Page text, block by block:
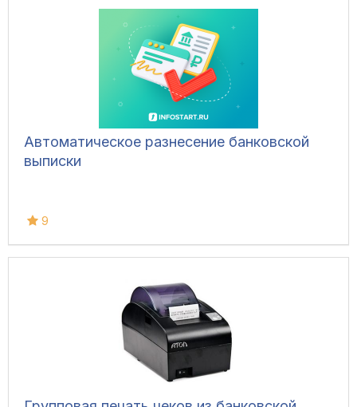
Автоматическое разнесение банковской
выписки
9